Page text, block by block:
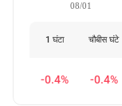
08/01
1 घंटा चौबीस घंटे
-0.4% -0.4%